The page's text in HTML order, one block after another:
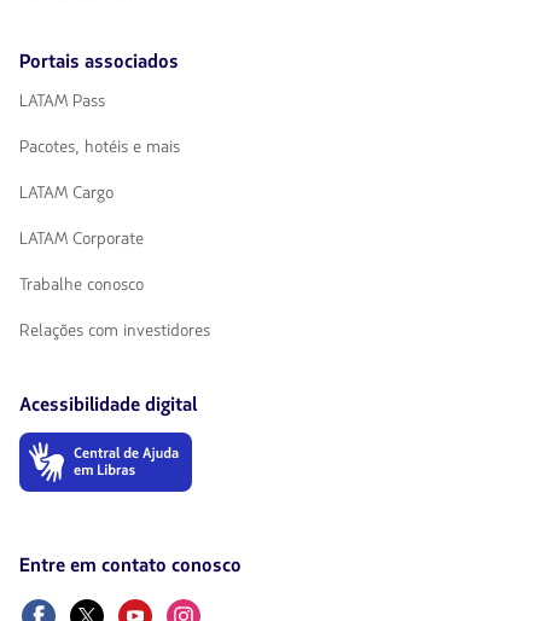
Portais associados
LATAM Pass
Pacotes, hotéis e mais
LATAM Cargo
LATAM Corporate
Trabalhe conosco
Relações com investidores
Acessibilidade digital
O
será
nova
aba.
Entre em contato conosco
FacebookTwitterYoutubeInstagram